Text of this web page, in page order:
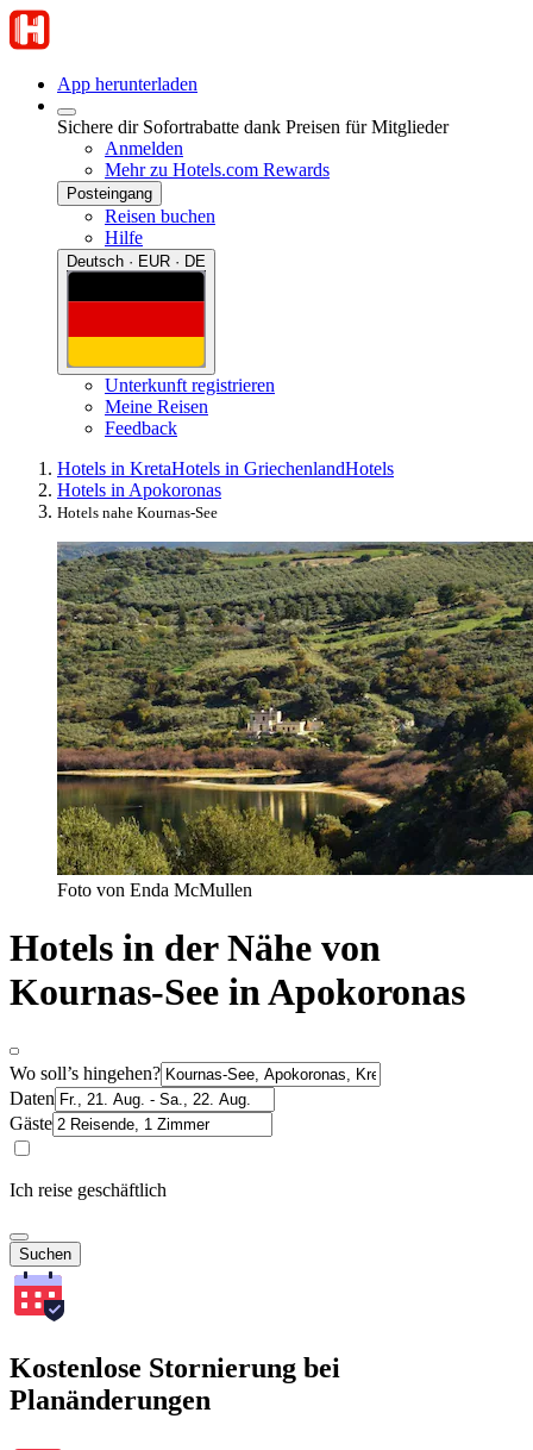
App herunterladen
Sichere dir Sofortrabatte dank Preisen für Mitglieder
Anmelden
Mehr zu Hotels.com Rewards
Posteingang
Reisen buchen
Hilfe
Deutsch · EUR · DE
Unterkunft registrieren
Meine Reisen
Feedback
Hotels in KretaHotels in GriechenlandHotels
Hotels in Apokoronas
Hotels nahe Kournas-See
Foto von Enda McMullen
Hotels in der Nähe von
Kournas-See in Apokoronas
Wo soll’s hingehen?
Daten
Gäste
Ich reise geschäftlich
Suchen
Kostenlose Stornierung bei
Planänderungen